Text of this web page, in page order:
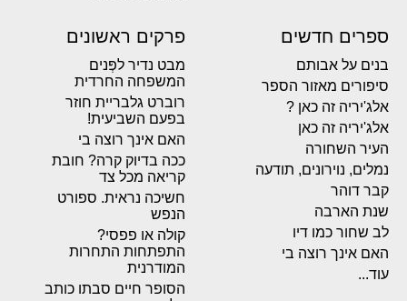
ספרים חדשים
בנים על אבותם
סיפורים מאזור הספר
אלג'יריה זה כאן ?
אלג'יריה זה כאן
העיר השחורה
נמלים, נוירונים, תודעה
קבר דוהר
שנת הארבה
לב שחור כמו דיו
האם אינך רוצה בי
עוד...
פרקים ראשונים
מבט נדיר לפְּנים
המשפחה החרדית
רוברט גלבריית חוזר
בפעם השביעית!
האם אינך רוצה בי
ככה בדיוק קרה? חובת
קריאה מכל צד
חשיכה נראית. ספורט
הנפש
קולה או פפסי?
התפתחות התחרות
המודרנית
הסופר חיים סבתו כותב